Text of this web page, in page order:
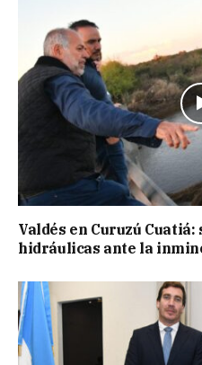
Valdés en Curuzú
hidráulicas ante la